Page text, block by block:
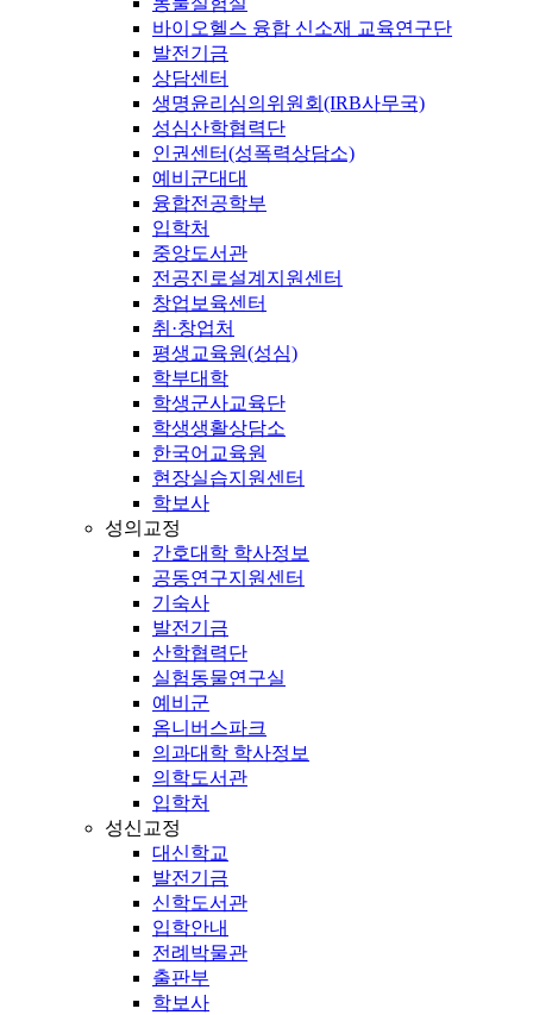
바이오헬스 융합 신소재 교육연구단
발전기금
상담센터
생명윤리심의위원회(IRB사무국)
성심산학협력단
인권센터(성폭력상담소)
예비군대대
융합전공학부
입학처
중앙도서관
전공진로설계지원센터
창업보육센터
취·창업처
평생교육원(성심)
학부대학
학생군사교육단
학생생활상담소
한국어교육원
현장실습지원센터
학보사
성의교정
간호대학 학사정보
공동연구지원센터
기숙사
발전기금
산학협력단
실험동물연구실
예비군
옴니버스파크
의과대학 학사정보
의학도서관
입학처
성신교정
대신학교
발전기금
신학도서관
입학안내
전례박물관
출판부
학보사